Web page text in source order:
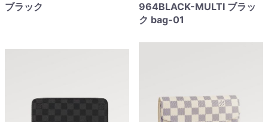
ブラック
964BLACK-MULTI ブラッ
ク bag-01